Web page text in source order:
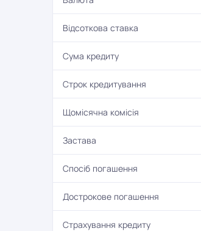
Відсоткова ставка
Сума кредиту
Строк кредитування
Щомісячна комісія
Застава
Спосіб погашення
Дострокове погашення
Страхування кредиту